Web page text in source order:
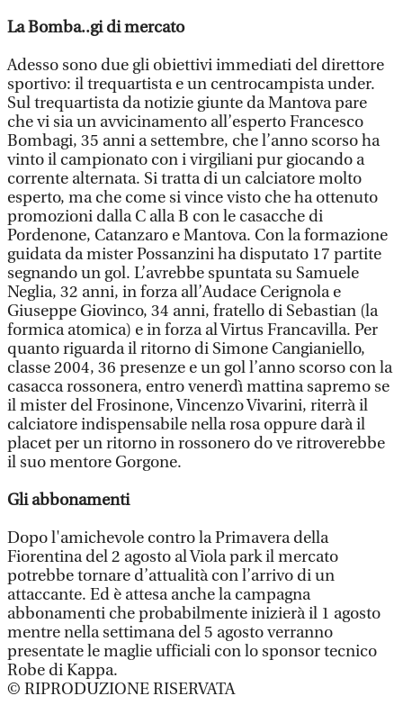
La Bomba..gi di mercato
Adesso sono due gli obiettivi immediati del direttore
sportivo: il trequartista e un centrocampista under.
Sul trequartista da notizie giunte da Mantova pare
che vi sia un avvicinamento all’esperto Francesco
Bombagi, 35 anni a settembre, che l’anno scorso ha
vinto il campionato con i virgiliani pur giocando a
corrente alternata. Si tratta di un calciatore molto
esperto, ma che come si vince visto che ha ottenuto
promozioni dalla C alla B con le casacche di
Pordenone, Catanzaro e Mantova. Con la formazione
guidata da mister Possanzini ha disputato 17 partite
segnando un gol. L’avrebbe spuntata su Samuele
Neglia, 32 anni, in forza all’Audace Cerignola e
Giuseppe Giovinco, 34 anni, fratello di Sebastian (la
formica atomica) e in forza al Virtus Francavilla. Per
quanto riguarda il ritorno di Simone Cangianiello,
classe 2004, 36 presenze e un gol l’anno scorso con la
casacca rossonera, entro venerdì mattina sapremo se
il mister del Frosinone, Vincenzo Vivarini, riterrà il
calciatore indispensabile nella rosa oppure darà il
placet per un ritorno in rossonero do ve ritroverebbe
il suo mentore Gorgone.
Gli abbonamenti
Dopo l'amichevole contro la Primavera della
Fiorentina del 2 agosto al Viola park il mercato
potrebbe tornare d’attualità con l’arrivo di un
attaccante. Ed è attesa anche la campagna
abbonamenti che probabilmente inizierà il 1 agosto
mentre nella settimana del 5 agosto verranno
presentate le maglie ufficiali con lo sponsor tecnico
Robe di Kappa.
© RIPRODUZIONE RISERVATA